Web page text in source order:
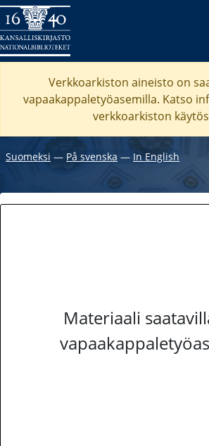
Verkkoarkiston aineisto on
vapaakappaletyöasemilla. Katso
verkkoarkiston
Suomeksi ― På svenska ― In English
Materiaali